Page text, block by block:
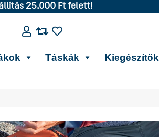
25.000 Ft felett!
Táskák Kiegészítők